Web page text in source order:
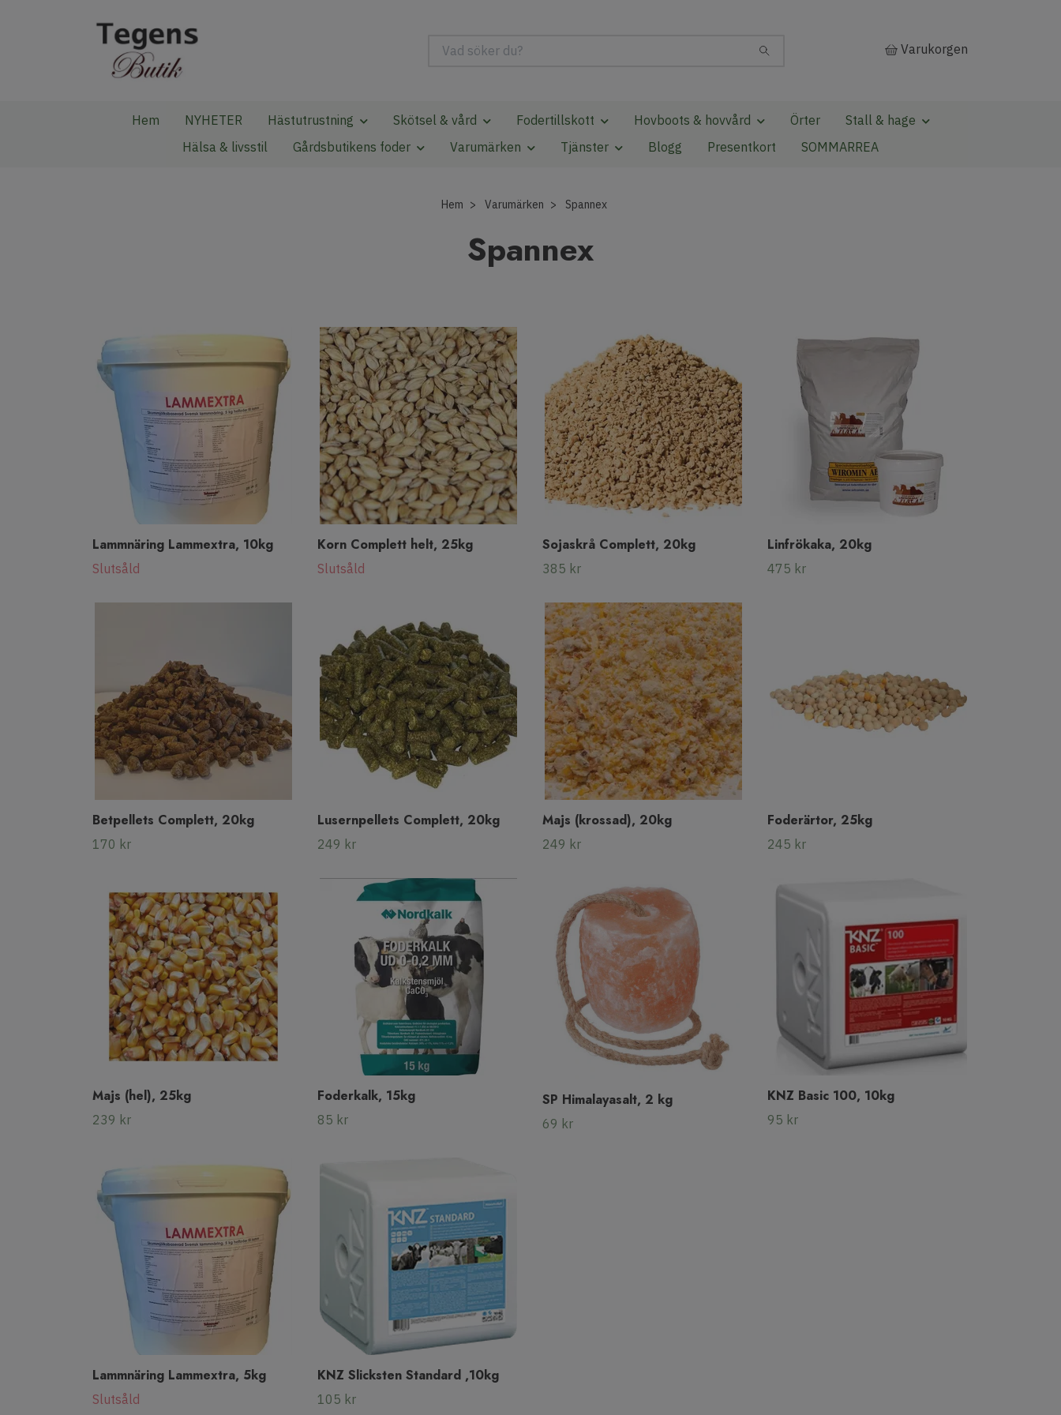
Varukorgen
Hem NYHETER Hästutrustning Skötsel & vård Fodertillskott Hovboots & hovvård Örter
Stall & hage
Hälsa & livsstil
Gårdsbutikens foder Varumärken Tjänster Blogg Presentkort SOMMARREA
Hem Varumärken Spannex
Spannex
Lammnäring Lammextra, 10kg
Slutsåld
Korn Complett helt, 25kg
Slutsåld
Sojaskrå Complett, 20kg
385 kr
Linfrökaka, 20kg
475 kr
Betpellets Complett, 20kg
170 kr
Lusernpellets Complett, 20kg
249 kr
Majs (krossad), 20kg
249 kr
Foderärtor, 25kg
245 kr
Majs (hel), 25kg
239 kr
Foderkalk, 15kg
85 kr
SP Himalayasalt, 2 kg
69 kr
KNZ Basic 100, 10kg
95 kr
Lammnäring Lammextra, 5kg
Slutsåld
KNZ Slicksten Standard ,10kg
105 kr